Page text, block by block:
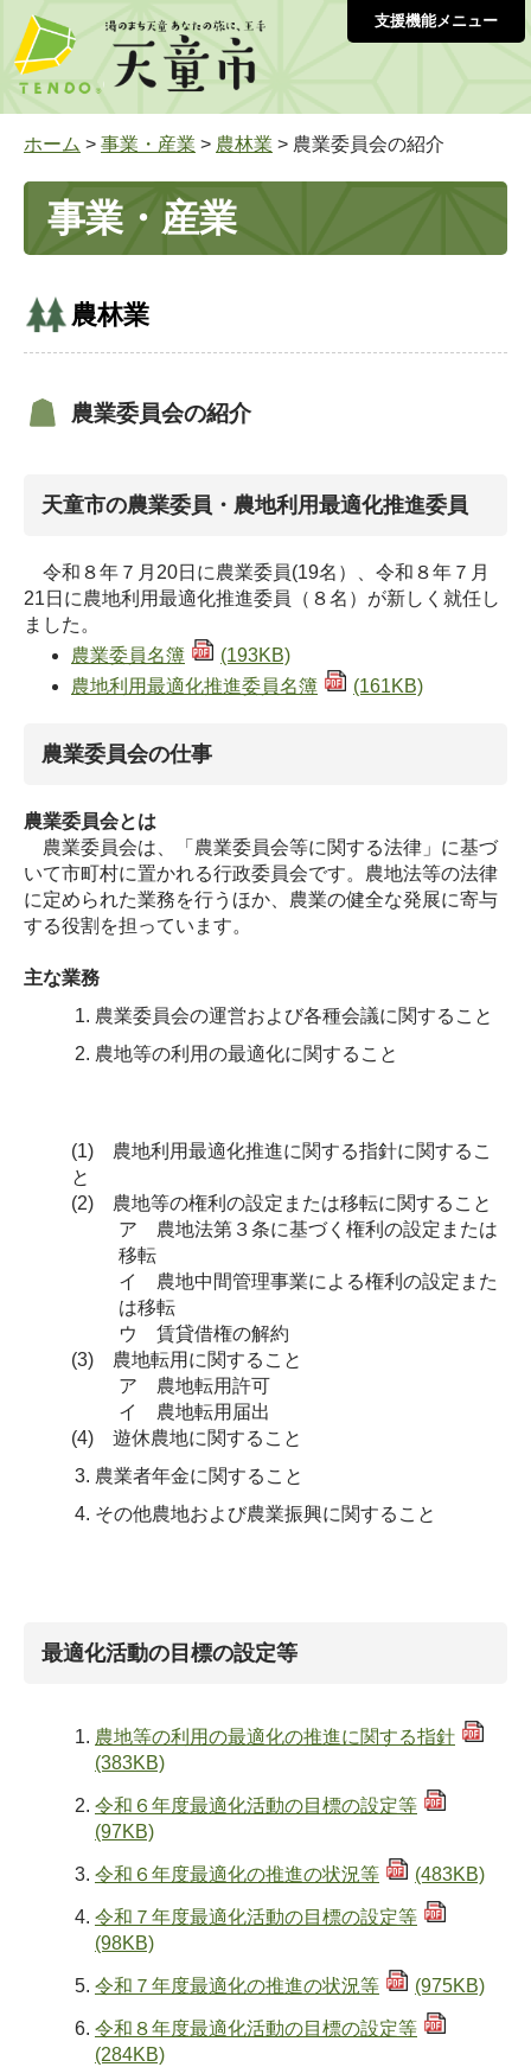
支援機能メニュー
ホーム > 事業・産業 > 農林業 > 農業委員会の紹介
事業・産業
農林業
農業委員会の紹介
​天童市の農業委員・農地利用最適化推進委員
令和８年７月20日に農業委員(19名）、令和８年７月
21日に農地利用最適化推進委員（８名）が新しく就任し
ました。
農業委員名簿
(193KB)
農地利用最適化推進委員名簿
(161KB)
農業委員会の仕事
農業委員会とは
農業委員会は、「農業委員会等に関する法律」に基づ
いて市町村に置かれる行政委員会です。農地法等の法律
に定められた業務を行うほか、農業の健全な発展に寄与
する役割を担っています。
主な業務
農業委員会の運営および各種会議に関すること
農地等の利用の最適化に関すること
(1) 農地利用最適化推進に関する指針に関するこ
と
(2) 農地等の権利の設定または移転に関すること
ア 農地法第３条に基づく権利の設定または
移転
イ 農地中間管理事業による権利の設定また
は移転
ウ 賃貸借権の解約
(3) 農地転用に関すること
ア 農地転用許可
イ 農地転用届出
(4) 遊休農地に関すること
農業者年金に関すること
その他農地および農業振興に関すること
最適化活動の目標の設定等
農地等の利用の最適化の推進に関する指針
(383KB)
令和６年度最適化活動の目標の設定等
(97KB)
令和６年度最適化の推進の状況等 (483KB)
令和７年度最適化活動の目標の設定等
(98KB)
令和７年度最適化の推進の状況等 (975KB)
令和８年度最適化活動の目標の設定等
(284KB)